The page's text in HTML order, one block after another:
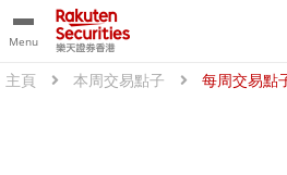
Menu
主頁 本周交易點子 每周交易點